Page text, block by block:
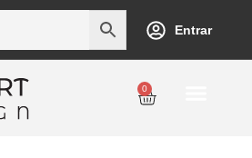
Entrar
0